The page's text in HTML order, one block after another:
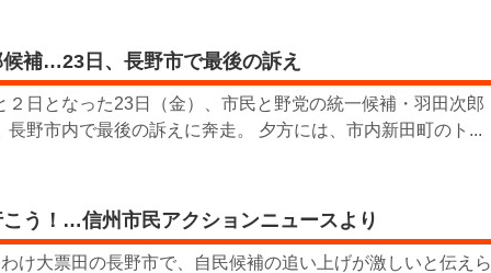
補…23日、長野市で最後の訴え
２日となった23日（金）、市民と野党の統一候補・羽田次郎
長野市内で最後の訴えに奔走。 夕方には、市内新田町のト...
う！…信州市民アクションニュースより
け大票田の長野市で、自民候補の追い上げが激しいと伝えら